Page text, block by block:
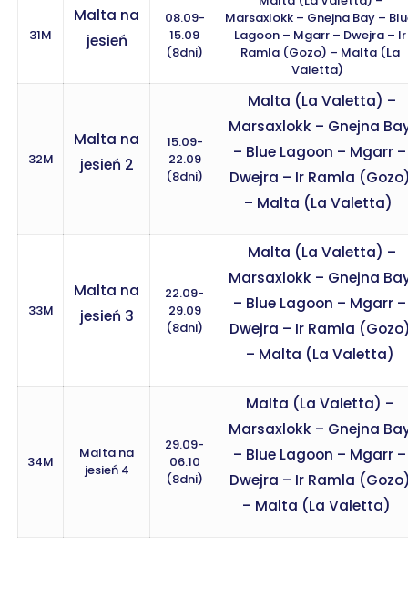
31M
Malta na
jesień
08.09-
15.09
(8dni)
Marsaxlokk – Gnejna Bay –
Lagoon – Mgarr – Dwejra – Ir
Ramla (Gozo) – Malta (La
Valetta)
32M
Malta na
jesień 2
15.09-
22.09
(8dni)
Malta (La Valetta) –
Marsaxlokk – Gnejna
– Blue Lagoon – Mgarr –
Dwejra – Ir Ramla
– Malta (La Valetta)
33M
Malta na
jesień 3
22.09-
29.09
(8dni)
Malta (La Valetta) –
Marsaxlokk – Gnejna
– Blue Lagoon – Mgarr –
Dwejra – Ir Ramla
– Malta (La Valetta)
34M
Malta na
jesień 4
29.09-
06.10
(8dni)
Malta (La Valetta) –
Marsaxlokk – Gnejna
– Blue Lagoon – Mgarr –
Dwejra – Ir Ramla
– Malta (La Valetta)